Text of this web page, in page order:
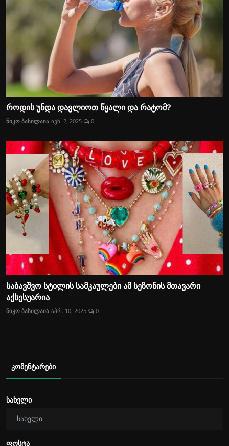
როდის უნდა დავლიოთ წყალი და რატომ?
ნიკო ბასილაია ივნ. 2, 2025 0
საბავშვო სტილის სამკაულები ამ სეზონის მთავარი
აქსესუარია
ნიკო ბასილაია აპრ. 10, 2025 0
კომენტარები
სახელი
ფოსტა